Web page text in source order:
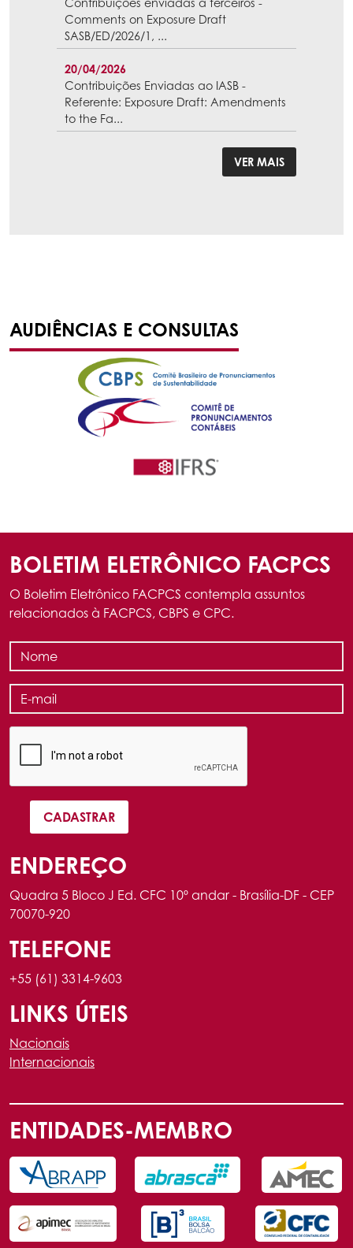
Comments on Exposure Draft
SASB/ED/2026/1, ...
20/04/2026
Contribuições Enviadas ao IASB -
Referente: Exposure Draft: Amendments
to the Fa...
VER MAIS
AUDIÊNCIAS E CONSULTAS
BOLETIM ELETRÔNICO FACPCS
O Boletim Eletrônico FACPCS contempla assuntos
relacionados à FACPCS, CBPS e CPC.
ENDEREÇO
Quadra 5 Bloco J Ed. CFC 10º andar - Brasília-DF - CEP
70070-920
TELEFONE
+55 (61) 3314-9603
LINKS ÚTEIS
Nacionais
Internacionais
ENTIDADES-MEMBRO